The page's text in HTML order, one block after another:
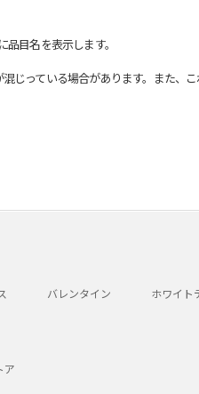
目名を表示します。
っている場合があります。また、
バレンタイン ホワイト
ア